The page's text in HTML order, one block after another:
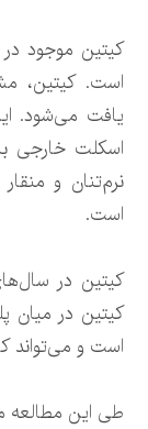
کیتین موجود
است. کیتین،
یافت می‌شود.
اسکلت خارجی
نرم‌تنان و
است.
کیتین در
کیتین در میان
است و می‌تواند
طی این مطالعه